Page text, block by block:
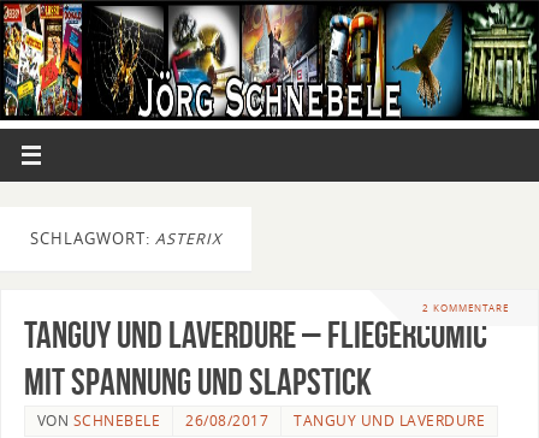
SCHLAGWORT: ASTERIX
2 KOMMENTARE
Tanguy und Laverdure – Fliegercomic
mit Spannung und Slapstick
VON SCHNEBELE 26/08/2017 TANGUY UND LAVERDURE